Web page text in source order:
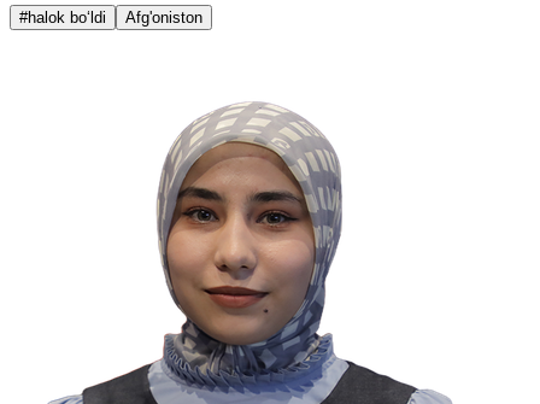
#halok bo‘ldi Afg'oniston